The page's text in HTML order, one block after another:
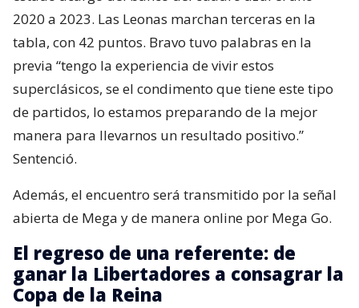
2020 a 2023. Las Leonas marchan terceras en la
tabla, con 42 puntos. Bravo tuvo palabras en la
previa “tengo la experiencia de vivir estos
superclásicos, se el condimento que tiene este tipo
de partidos, lo estamos preparando de la mejor
manera para llevarnos un resultado positivo.”
Sentenció.
Además, el encuentro será transmitido por la señal
abierta de Mega y de manera online por Mega Go.
El regreso de una referente: de
ganar la Libertadores a consagrar la
Copa de la Reina